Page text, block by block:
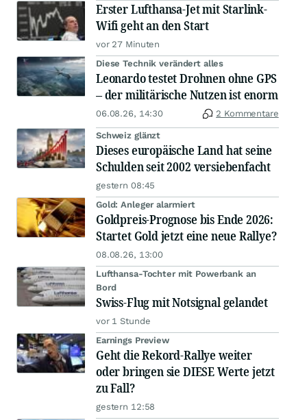
Erster Lufthansa-Jet mit Starlink-
Wifi geht an den Start
vor 27 Minuten
Diese Technik verändert alles
Leonardo testet Drohnen ohne GPS
– der militärische Nutzen ist enorm
06.08.26, 14:30 2 Kommentare
Schweiz glänzt
Dieses europäische Land hat seine
Schulden seit 2002 versiebenfacht
gestern 08:45
Gold: Anleger alarmiert
Goldpreis-Prognose bis Ende 2026:
Startet Gold jetzt eine neue Rallye?
08.08.26, 13:00
Lufthansa-Tochter mit Powerbank an
Bord
Swiss-Flug mit Notsignal gelandet
vor 1 Stunde
Earnings Preview
Geht die Rekord-Rallye weiter
oder bringen sie DIESE Werte jetzt
zu Fall?
gestern 12:58